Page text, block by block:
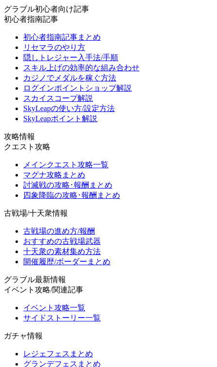
グラブル初心者向け記事
初心者指南記事
初心者指南記事まとめ
リセマラのやり方
隠しトレジャー入手法/手順
スキル上げの効率的な組み合わせ
カジノでメダルを稼ぐ方法
ログインポイントショップ解説
スカイスコープ解説
SkyLeapの使い方/設定方法
SkyLeapポイント解説
攻略情報
クエスト攻略
メインクエスト攻略一覧
マグナ攻略まとめ
討滅戦の攻略･報酬まとめ
四象降臨の攻略･報酬まとめ
古戦場/十天衆情報
古戦場の進め方/報酬
おすすめの古戦場武器
十天衆の素材集め方法
開催履歴/ボーダーまとめ
グラブル最新情報
イベント攻略/関連記事
イベント攻略一覧
サイドストーリー一覧
ガチャ情報
レジェフェスまとめ
グランデフェスまとめ